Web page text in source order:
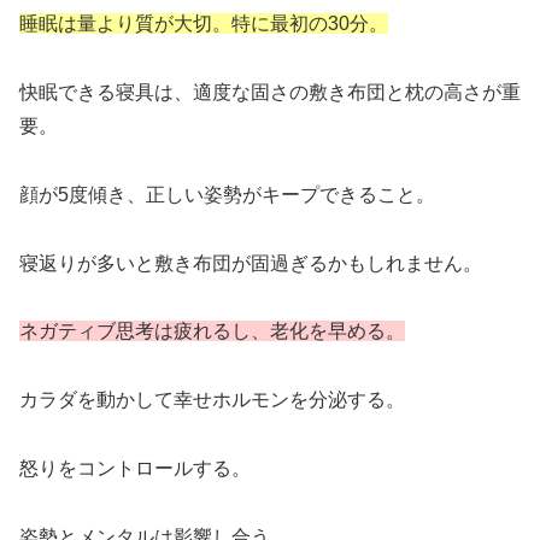
睡眠は量より質が大切。特に最初の30分。
快眠できる寝具は、適度な固さの敷き布団と枕の高さが重
要。
顔が5度傾き、正しい姿勢がキープできること。
寝返りが多いと敷き布団が固過ぎるかもしれません。
ネガティブ思考は疲れるし、老化を早める。
カラダを動かして幸せホルモンを分泌する。
怒りをコントロールする。